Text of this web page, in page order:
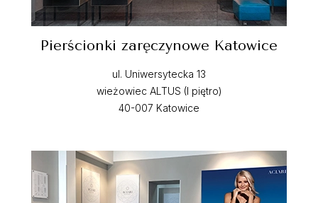
Pierścionki zaręczynowe Katowice
ul. Uniwersytecka 13
wieżowiec ALTUS (I piętro)
40-007 Katowice